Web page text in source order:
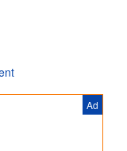
Ad